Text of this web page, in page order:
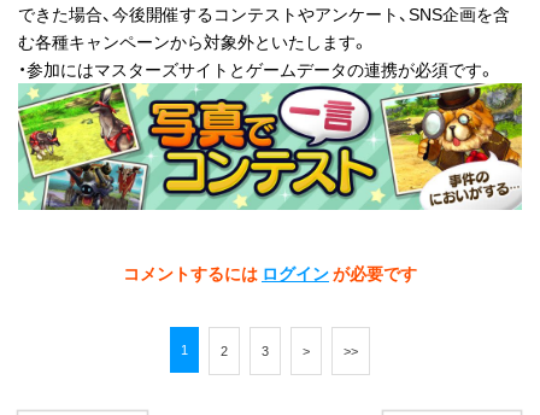
できた場合、今後開催するコンテストやアンケート、SNS企画を含
む各種キャンペーンから対象外といたします。
・参加にはマスターズサイトとゲームデータの連携が必須です。
コメントするには ログインが必要です
1 2 3 > >>